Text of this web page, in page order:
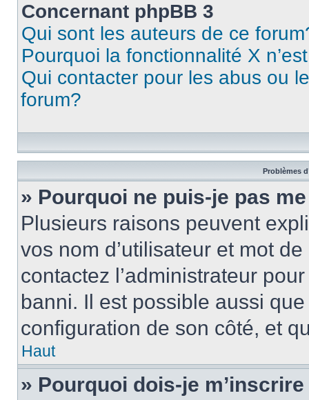
Concernant phpBB 3
Qui sont les auteurs de ce
Pourquoi la fonctionnalité X
Qui contacter pour les abus ou
forum?
Problèmes
» Pourquoi ne puis-je pas
Plusieurs raisons peuvent
vos nom d’utilisateur et mot
contactez l’administrateur
banni. Il est possible aussi
configuration de son côté, et
Haut
» Pourquoi dois-je